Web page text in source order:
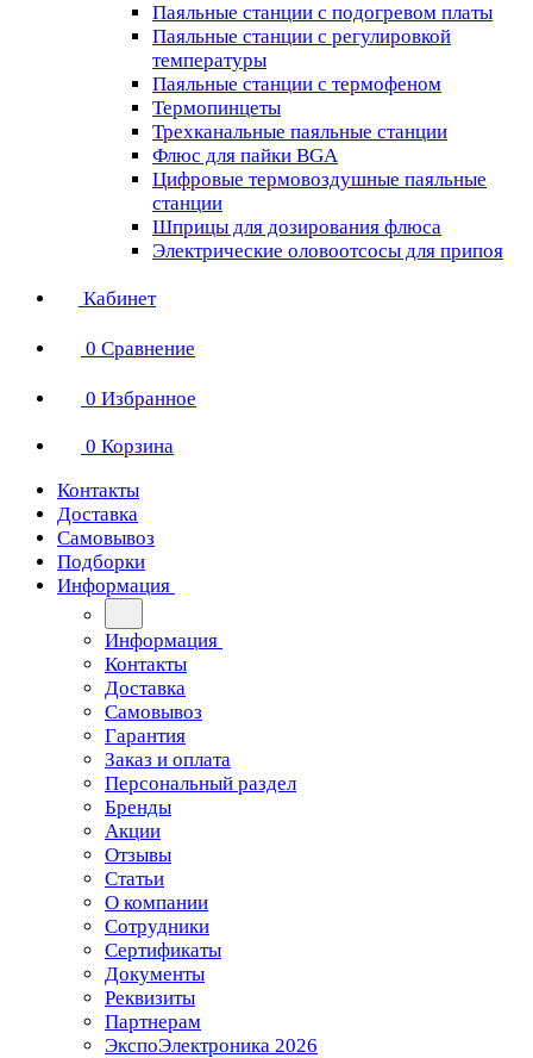
Паяльные станции с подогревом платы
Паяльные станции с регулировкой
температуры
Паяльные станции с термофеном
Термопинцеты
Трехканальные паяльные станции
Флюс для пайки BGA
Цифровые термовоздушные паяльные
станции
Шприцы для дозирования флюса
Электрические оловоотсосы для припоя
Кабинет
0 Сравнение
0 Избранное
0 Корзина
Контакты
Доставка
Самовывоз
Подборки
Информация
Информация
Контакты
Доставка
Самовывоз
Гарантия
Заказ и оплата
Персональный раздел
Бренды
Акции
Отзывы
Статьи
О компании
Сотрудники
Сертификаты
Документы
Реквизиты
Партнерам
ЭкспоЭлектроника 2026